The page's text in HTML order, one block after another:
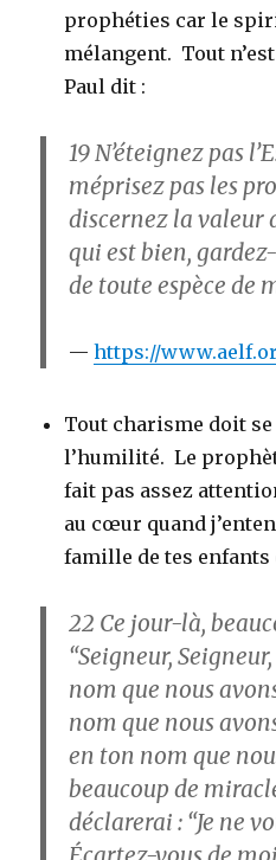
prophéties car le
mélangent. Tout
Paul dit :
19 N’éteignez pas
méprisez pas les
discernez la valeur
qui est bien,
de toute espèce de
https://
Tout charisme doit
l’humilité. Le
fait pas assez
au cœur quand
famille de tes enfants
22 Ce jour-là,
“Seigneur,
nom que nous
nom que nous
en ton nom que
beaucoup de
déclarerai : “Je ne